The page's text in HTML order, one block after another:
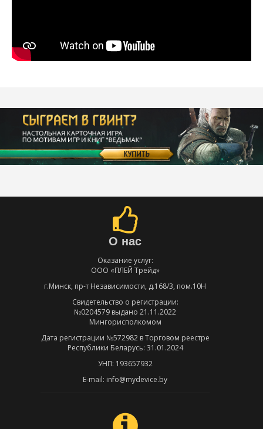
О нас
Оказание услуг:
ООО «ПЛЕЙ Трейд»
г.Минск, пр-т Независимости, д.168/3, пом.10Н
Свидетельство о регистрации:
№0204579 выдано 21.11.2022
Мингорисполкомом
Дата регистрации №572982 в Торговом реестре
Республики Беларусь: 31.01.2024
УНП: 193657932
E-mail: info@mydevice.by